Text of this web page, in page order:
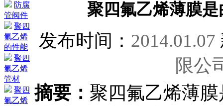
防腐
管阀件
聚四
氟乙烯
的性能
聚四
氟乙烯
管材
聚四
氟乙烯
聚四氟乙烯薄膜
发布时间： 2014.01.07
限公
摘要： 聚四氟乙烯薄